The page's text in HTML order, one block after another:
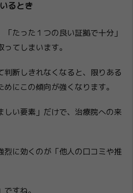
るとき
たった１つの良い証拠で十分」
てしまいます。
判断しきれなくなると、限りある
にこの傾向が強くなります。
しい要素」だけで、治療院への来
烈に効くのが「他人の口コミや推
すね。